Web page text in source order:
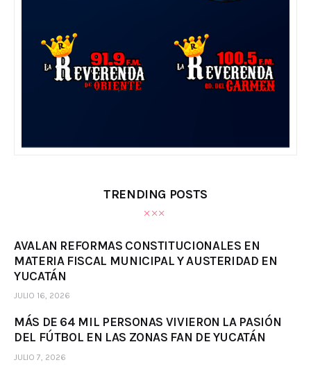
TRENDING POSTS
AVALAN REFORMAS CONSTITUCIONALES EN
MATERIA FISCAL MUNICIPAL Y AUSTERIDAD EN
YUCATÁN
JULIO 16, 2026
MÁS DE 64 MIL PERSONAS VIVIERON LA PASIÓN
DEL FÚTBOL EN LAS ZONAS FAN DE YUCATÁN
JULIO 7, 2026